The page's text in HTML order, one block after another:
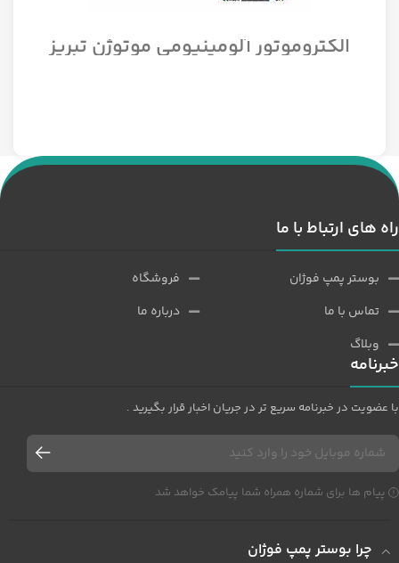
الکتروموتور آلومینیومی موتوژن تبریز
سه فاز مدل 1/12 اسب 1500 دور
راه های ارتباط با ما
بوستر پمپ فوژان
تماس با ما
وبلاگ
فروشگاه
درباره ما
خبرنامه
با عضویت در خبرنامه سریع تر در جریان اخبار قرار بگیرید .
پیام ها برای شماره همراه شما پیامک خواهد شد
چرا بوستر پمپ فوژان